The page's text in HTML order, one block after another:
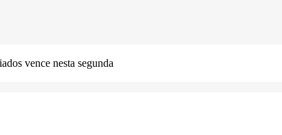
vence nesta segunda